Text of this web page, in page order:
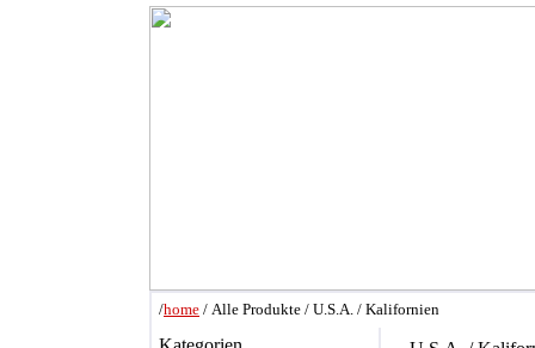
/home / Alle Produkte / U.S.A. / Kalifornien